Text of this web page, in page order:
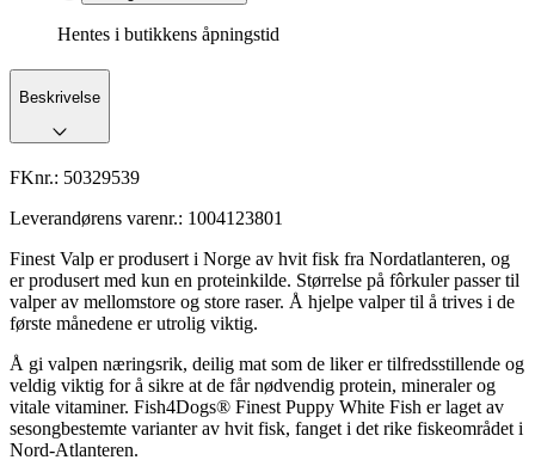
Hentes i butikkens åpningstid
Beskrivelse
FKnr.: 50329539
Leverandørens varenr.: 1004123801
Finest Valp er produsert i Norge av hvit fisk fra Nordatlanteren, og
er produsert med kun en proteinkilde. Størrelse på fôrkuler passer til
valper av mellomstore og store raser. Å hjelpe valper til å trives i de
første månedene er utrolig viktig.
Å gi valpen næringsrik, deilig mat som de liker er tilfredsstillende og
veldig viktig for å sikre at de får nødvendig protein, mineraler og
vitale vitaminer. Fish4Dogs® Finest Puppy White Fish er laget av
sesongbestemte varianter av hvit fisk, fanget i det rike fiskeområdet i
Nord-Atlanteren.